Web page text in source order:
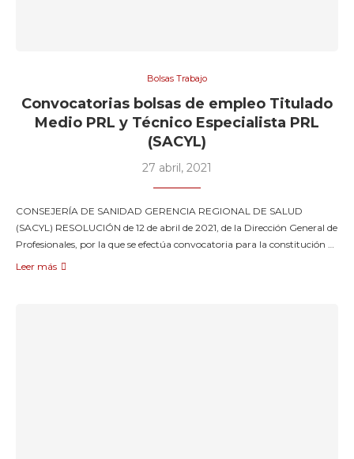
Bolsas Trabajo
Convocatorias bolsas de empleo Titulado
Medio PRL y Técnico Especialista PRL
(SACYL)
27 abril, 2021
CONSEJERÍA DE SANIDAD GERENCIA REGIONAL DE SALUD
(SACYL) RESOLUCIÓN de 12 de abril de 2021, de la Dirección General de
Profesionales, por la que se efectúa convocatoria para la constitución …
Leer más